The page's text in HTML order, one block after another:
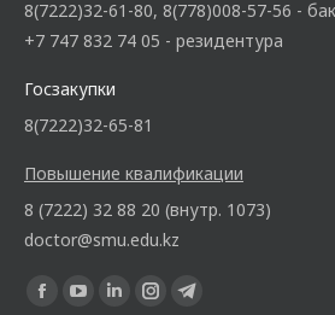
8(7222)32-61-80, 8(778)008-57-56 -
+7 747 832 74 05 - резидентура
Госзакупки
8(7222)32-65-81
Повышение квалификации
8 (7222) 32 88 20 (внутр. 1073)
doctor@smu.edu.kz
Ищите нас: